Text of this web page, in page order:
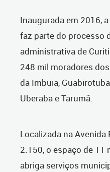
Inaugurada em 2016,
faz parte do processo
administrativa de
248 mil moradores
da Imbuia,
Uberaba e Tarumã.
Localizada na
2.150, o espaço de 11
abriga serviços